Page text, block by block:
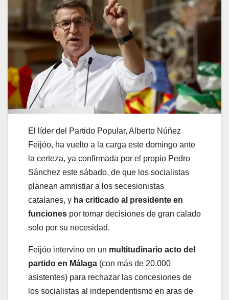
El líder del Partido Popular, Alberto Núñez
Feijóo, ha vuelto a la carga este domingo ante
la certeza, ya confirmada por el propio Pedro
Sánchez este sábado, de que los socialistas
planean amnistiar a los secesionistas
catalanes, y ha criticado al presidente en
funciones por tomar decisiones de gran calado
solo por su necesidad.
Feijóo intervino en un multitudinario acto del
partido en Málaga (con más de 20.000
asistentes) para rechazar las concesiones de
los socialistas al independentismo en aras de